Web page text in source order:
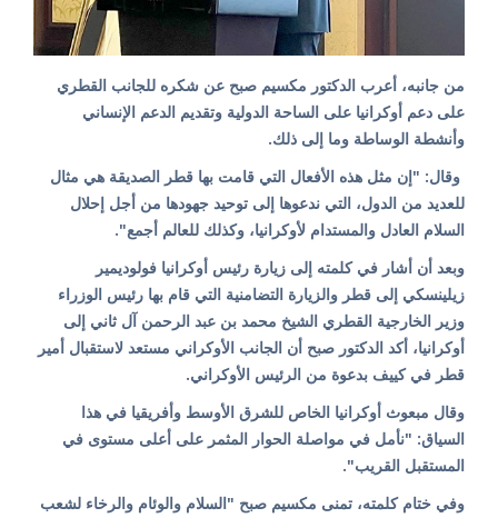
من جانبه، أعرب الدكتور مكسيم صبح عن شكره للجانب القطري
على دعم أوكرانيا على الساحة الدولية وتقديم الدعم الإنساني
وأنشطة الوساطة وما إلى ذلك.
وقال: "إن مثل هذه الأفعال التي قامت بها قطر الصديقة هي مثال
للعديد من الدول، التي ندعوها إلى توحيد جهودها من أجل إحلال
السلام العادل والمستدام لأوكرانيا، وكذلك للعالم أجمع".
وبعد أن أشار في كلمته إلى زيارة رئيس أوكرانيا فولوديمير
زيلينسكي إلى قطر والزيارة التضامنية التي قام بها رئيس الوزراء
وزير الخارجية القطري الشيخ محمد بن عبد الرحمن آل ثاني إلى
أوكرانيا، أكد الدكتور صبح أن الجانب الأوكراني مستعد لاستقبال أمير
قطر في كييف بدعوة من الرئيس الأوكراني.
وقال مبعوث أوكرانيا الخاص للشرق الأوسط وأفريقيا في هذا
السياق: "نأمل في مواصلة الحوار المثمر على أعلى مستوى في
المستقبل القريب".
وفي ختام كلمته، تمنى مكسيم صبح "السلام والوئام والرخاء لشعب